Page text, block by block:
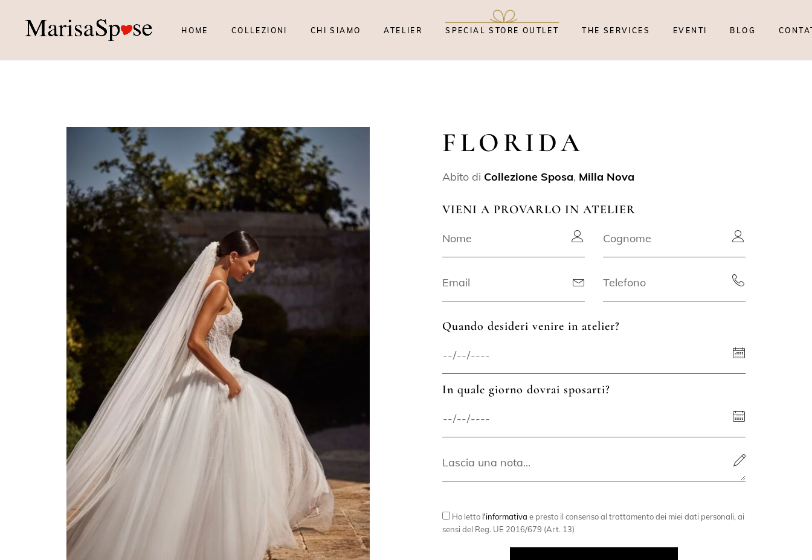
HOME COLLEZIONI CHI SIAMO ATELIER SPECIAL STORE OUTLET THE SERVICES EVENTI BLOG
FLORIDA
Abito di Collezione Sposa, Milla Nova
VIENI A PROVARLO IN ATELIER
Quando desideri venire in atelier?
In quale giorno dovrai sposarti?
Ho letto l'informativa e presto il consenso al trattamento dei miei dati personali, ai
sensi del Reg. UE 2016/679 (Art. 13)